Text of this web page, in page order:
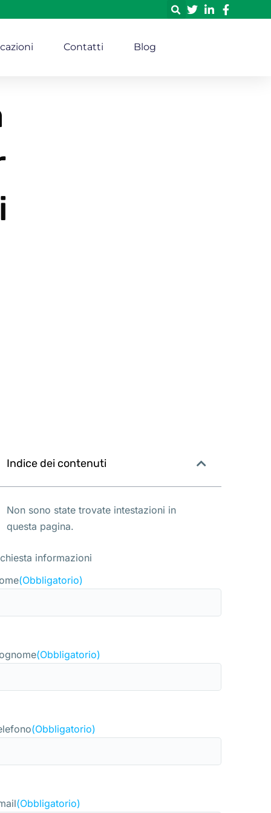
Contatti Blog
Indice dei contenuti
Non sono state trovate intestazioni in
questa pagina.
informazioni
(Obbligatorio)
(Obbligatorio)
(Obbligatorio)
(Obbligatorio)